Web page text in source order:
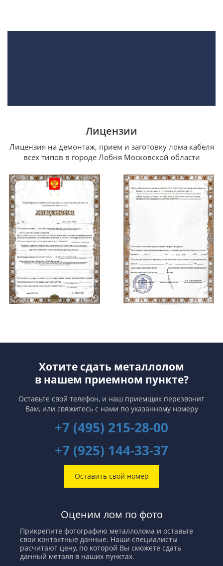
Лицензии
Лицензия на демонтаж, прием и заготовку лома кабеля
всех типов в городе Лобня Московской области
Хотите сдать металлолом
в нашем приемном пункте?
Оставьте свой телефон, и наш приемщик перезвонит
Вам, или свяжитесь с нами по указанному номеру
+7 (495) 215-28-00
+7 (925) 144-33-37
Оставить свой номер
Оценим лом по фото
Прикрепите фотографию металлолома и оставьте
свои контактные данные. Наши специалисты
расчитают цену, по которой Вы сможете сдать
данный металл в наших пунктах.